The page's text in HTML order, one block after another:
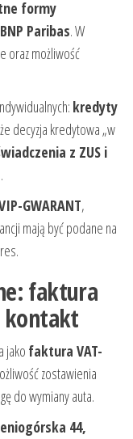
formy
BNP Paribas. W
oraz możliwość
kredyty
decyzja kredytowa „w
z ZUS i
GWARANT,
mają być podane na
faktura
kontakt
jako faktura VAT-
zostawienia
do wymiany auta.
44,